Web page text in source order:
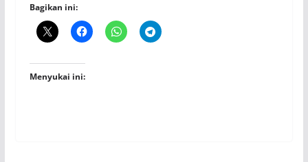
Bagikan ini:
Menyukai ini: